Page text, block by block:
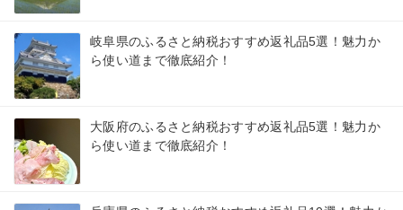
岐阜県のふるさと納税おすすめ返礼品5選！魅力か
ら使い道まで徹底紹介！
大阪府のふるさと納税おすすめ返礼品5選！魅力か
ら使い道まで徹底紹介！